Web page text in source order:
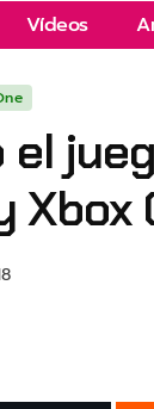
Vídeos
Xbox